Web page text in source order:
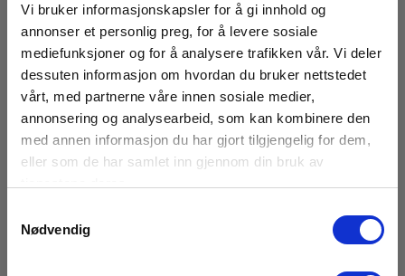
Vi bruker informasjonskapsler for å gi innhold og
annonser et personlig preg, for å levere sosiale
mediefunksjoner og for å analysere trafikken vår. Vi deler
dessuten informasjon om hvordan du bruker nettstedet
vårt, med partnerne våre innen sosiale medier,
annonsering og analysearbeid, som kan kombinere den
med annen informasjon du har gjort tilgjengelig for dem,
eller som de har samlet inn gjennom din bruk av
Nødvendig
Instrumenter i klasse A
Klasse A-instrumenter er utviklet for å oppdage og
dokumentere elektriske hendelser med høy presisjon og
tidsoppløsning. De kan nøyaktig registrere: Spenningsavvik,
frekvensvariasjoner, transienter, harmoniske forstyrrelser.
Instrumentet benyttes der det stilles krav til:
Målenøyaktighet, dataintegritet og sporbarhet.
Resultatene er sammenlignbare og juridisk holdbare, og
egner seg derfor godt i situasjoner som krever
dokumentasjon ved klager på leveringskvalitet eller svikt i
> Se produktene her